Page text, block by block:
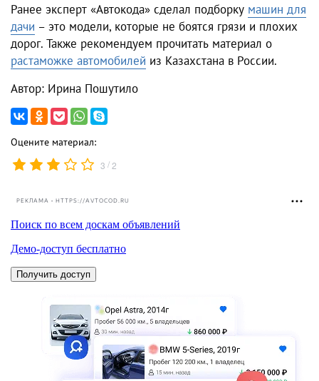
Ранее эксперт «Автокода» сделал подборку машин для
дачи – это модели, которые не боятся грязи и плохих
дорог. Также рекомендуем прочитать материал о
растаможке автомобилей из Казахстана в России.
Автор: Ирина Пошутило
Оцените материал:
3 /2
РЕКЛАМА • HTTPS://AVTOCOD.RU